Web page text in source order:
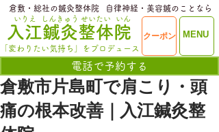
ME
​入江鍼灸整体院
いりえ
MENU
クーポン
電話で予約する
せいたい
しんきゅう いん
「変わりたい気持ち」をプロデュース
​倉敷・総社の鍼灸整体院 ​自律神経・美容鍼のことなら
倉敷市片島町で肩こり・頭
痛の根本改善｜入江鍼灸整